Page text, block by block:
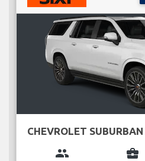
CHEVROLET SUBURBAN
group business_center